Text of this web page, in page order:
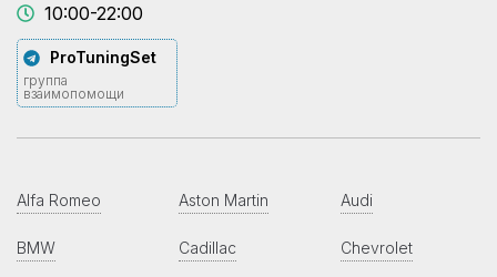
10:00-22:00
ProTuningSet
группа
взаимопомощи
Alfa Romeo Aston Martin Audi
BMW Cadillac Chevrolet